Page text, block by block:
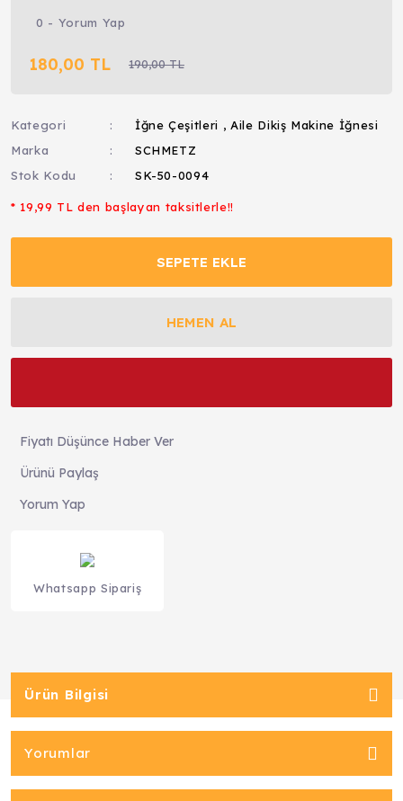
0 - Yorum Yap
180,00 TL 190,00 TL
Kategori İğne Çeşitleri , Aile Dikiş Makine İğnesi
Marka
SCHMETZ
Stok Kodu
SK-50-0094
* 19,99 TL den başlayan taksitlerle!!
SEPETE EKLE
HEMEN AL
Fiyatı Düşünce Haber Ver
Ürünü Paylaş
Yorum Yap
Whatsapp Sipariş
Ürün Bilgisi
Yorumlar